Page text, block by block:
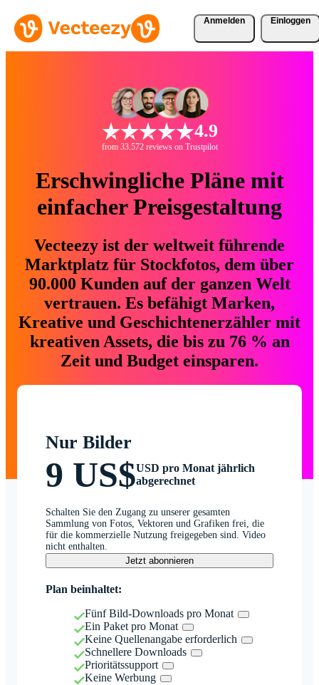
Anmelden Einloggen
4.9
from 33.572 reviews on Trustpilot
Erschwingliche Pläne mit
einfacher Preisgestaltung
Vecteezy ist der weltweit führende
Marktplatz für Stockfotos, dem über
90.000 Kunden auf der ganzen Welt
vertrauen. Es befähigt Marken,
Kreative und Geschichtenerzähler mit
kreativen Assets, die bis zu 76 % an
Zeit und Budget einsparen.
Nur Bilder
9 US$USD pro Monat jährlich
abgerechnet
Schalten Sie den Zugang zu unserer gesamten
Sammlung von Fotos, Vektoren und Grafiken frei, die
für die kommerzielle Nutzung freigegeben sind. Video
nicht enthalten.
Jetzt abonnieren
Plan beinhaltet:
Fünf Bild-Downloads pro Monat
Ein Paket pro Monat
Keine Quellenangabe erforderlich
Schnellere Downloads
Prioritätssupport
Keine Werbung